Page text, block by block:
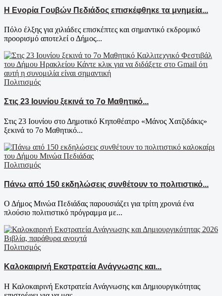
Η Ενορία Γουβών Πεδιάδος επισκέφθηκε τα μνημεία...
Πόλο έλξης για χιλιάδες επισκέπτες και σημαντικό εκδρομικό
προορισμό αποτελεί ο Δήμος...
Πολιτισμός
Στις 23 Ιουνίου ξεκινά το 7ο Μαθητικό...
Στις 23 Ιουνίου στο Δημοτικό Κηποθέατρο «Μάνος Χατζιδάκις»
ξεκινά το 7ο Μαθητικό...
Πολιτισμός
Πάνω από 150 εκδηλώσεις συνθέτουν το πολιτιστικό...
Ο Δήμος Μινώα Πεδιάδας παρουσιάζει για τρίτη χρονιά ένα
πλούσιο πολιτιστικό πρόγραμμα με...
Πολιτισμός
Καλοκαιρινή Εκστρατεία Ανάγνωσης και...
Η Καλοκαιρινή Εκστρατεία Ανάγνωσης και Δημιουργικότητας